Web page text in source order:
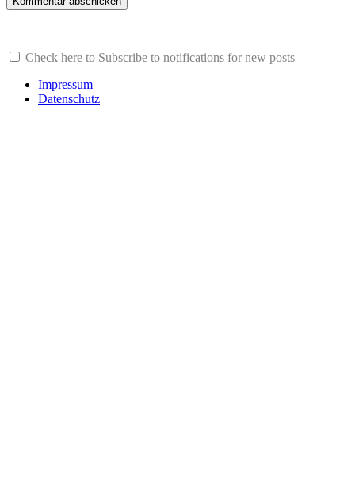
Check here to Subscribe to notifications for new posts
Impressum
Datenschutz